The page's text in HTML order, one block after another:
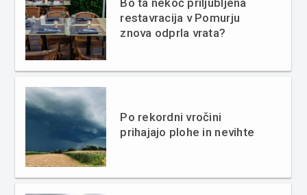
restavracija v Pomurju
znova odprla vrata?
Po rekordni vročini
prihajajo plohe in nevihte